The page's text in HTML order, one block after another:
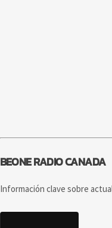
BEONE RADIO CANADA
Información clave sobre